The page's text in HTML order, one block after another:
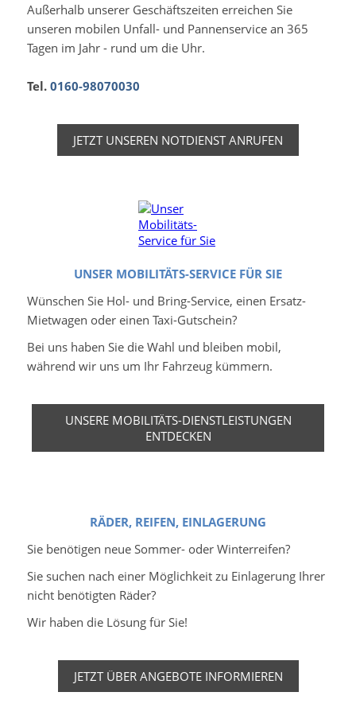
Außerhalb unserer Geschäftszeiten erreichen Sie
unseren mobilen Unfall- und Pannenservice an 365
Tagen im Jahr - rund um die Uhr.
Tel. 0160-98070030
JETZT UNSEREN NOTDIENST ANRUFEN
UNSER MOBILITÄTS-SERVICE FÜR SIE
Wünschen Sie Hol- und Bring-Service, einen Ersatz-
Mietwagen oder einen Taxi-Gutschein?
Bei uns haben Sie die Wahl und bleiben mobil,
während wir uns um Ihr Fahrzeug kümmern.
UNSERE MOBILITÄTS-DIENSTLEISTUNGEN
ENTDECKEN
RÄDER, REIFEN, EINLAGERUNG
Sie benötigen neue Sommer- oder Winterreifen?
Sie suchen nach einer Möglichkeit zu Einlagerung Ihrer
nicht benötigten Räder?
Wir haben die Lösung für Sie!
JETZT ÜBER ANGEBOTE INFORMIEREN